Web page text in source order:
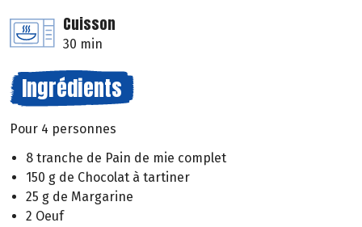
Cuisson
30 min
Ingrédients
Pour 4 personnes
8 tranche de Pain de mie complet
150 g de Chocolat à tartiner
25 g de Margarine
2 Oeuf